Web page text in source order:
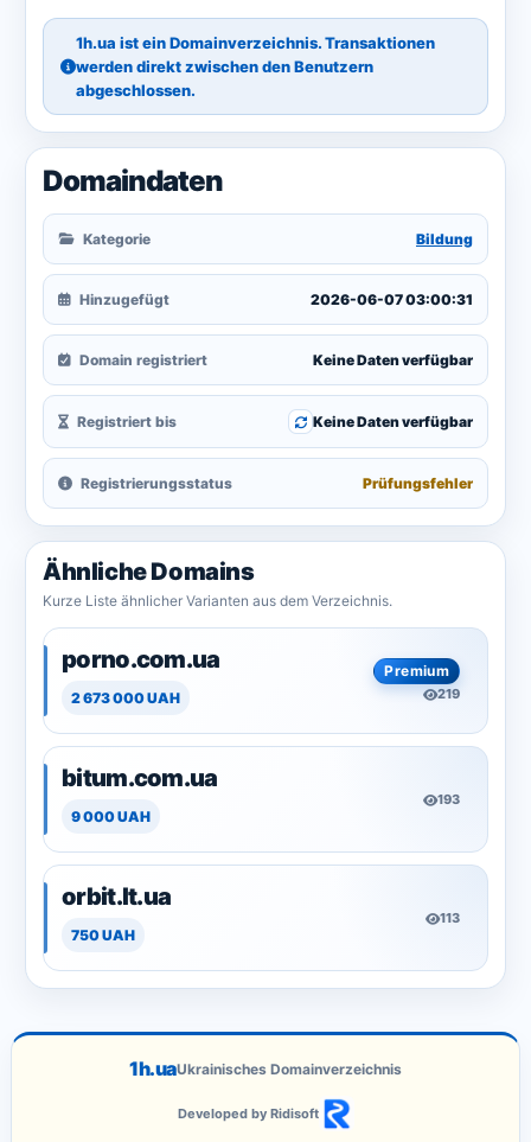
1h.ua ist ein Domainverzeichnis. Transaktionen
werden direkt zwischen den Benutzern
abgeschlossen.
Domaindaten
Kategorie Bildung
Hinzugefügt 2026-06-07 03:00:31
Domain registriert Keine Daten verfügbar
Registriert bis Keine Daten verfügbar
Registrierungsstatus Prüfungsfehler
Ähnliche Domains
Kurze Liste ähnlicher Varianten aus dem Verzeichnis.
porno.com.ua
2 673 000 UAH
Premium
219
bitum.com.ua
9 000 UAH
193
orbit.lt.ua
750 UAH
113
1h.uaUkrainisches Domainverzeichnis
Developed by Ridisoft